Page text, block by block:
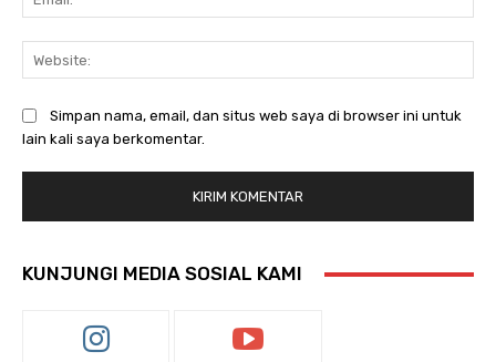
Simpan nama, email, dan situs web saya di browser ini untuk
lain kali saya berkomentar.
KUNJUNGI MEDIA SOSIAL KAMI